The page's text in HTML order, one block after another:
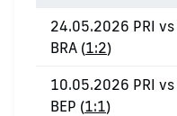
24.05.2026 PRI vs
BRA (1:2)
10.05.2026 PRI vs
BEP (1:1)